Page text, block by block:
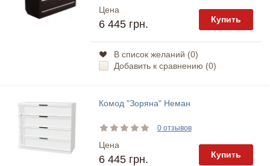
Цена
6 445 грн. Купить
В список желаний (0)
Добавить к сравнению (0)
Комод "Зоряна" Неман
0 отзывов
Цена
6 445 грн. Купить